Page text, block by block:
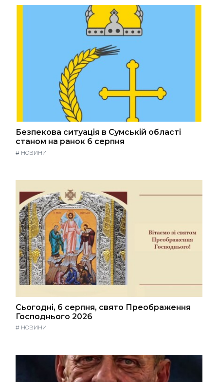
Безпекова ситуація в Сумській області
станом на ранок 6 серпня
# НОВИНИ
Сьогодні, 6 серпня, свято Преображення
Господнього 2026
# НОВИНИ